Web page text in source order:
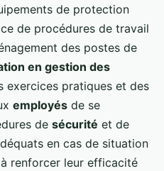
de protection
de procédures de travail
des postes de
en gestion des
exercices pratiques et des
employés de se
de sécurité et de
en cas de situation
renforcer leur efficacité